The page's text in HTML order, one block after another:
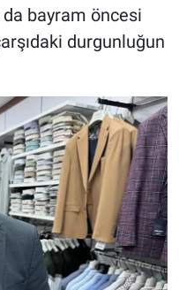
bayram öncesi
durgunluğun